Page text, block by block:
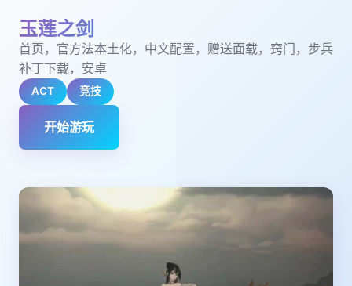
玉莲之剑
首页，官方法本土化，中文配置，赠送面载，窍门，步兵
补丁下载，安卓
ACT 竞技
开始游玩